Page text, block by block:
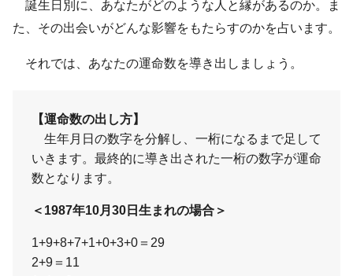
誕生日別に、あなたがどのような人と縁があるのか。ま
た、その出会いがどんな影響をもたらすのかを占います。
それでは、あなたの運命数を導き出しましょう。
【運命数の出し方】
生年月日の数字を分解し、一桁になるまで足して
いきます。最終的に導き出された一桁の数字が運命
数となります。
＜1987年10月30日生まれの場合＞
1+9+8+7+1+0+3+0＝29
2+9＝11